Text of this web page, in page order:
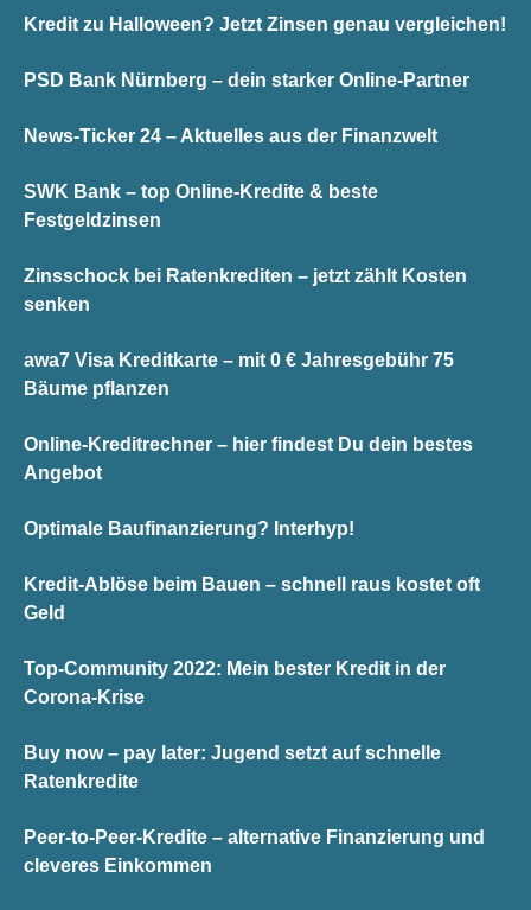
Kredit zu Halloween? Jetzt Zinsen genau vergleichen!
PSD Bank Nürnberg – dein starker Online-Partner
News-Ticker 24 – Aktuelles aus der Finanzwelt
SWK Bank – top Online-Kredite & beste
Festgeldzinsen
Zinsschock bei Ratenkrediten – jetzt zählt Kosten
senken
awa7 Visa Kreditkarte – mit 0 € Jahresgebühr 75
Bäume pflanzen
Online-Kreditrechner – hier findest Du dein bestes
Angebot
Optimale Baufinanzierung? Interhyp!
Kredit-Ablöse beim Bauen – schnell raus kostet oft
Geld
Top-Community 2022: Mein bester Kredit in der
Corona-Krise
Buy now – pay later: Jugend setzt auf schnelle
Ratenkredite
Peer-to-Peer-Kredite – alternative Finanzierung und
cleveres Einkommen